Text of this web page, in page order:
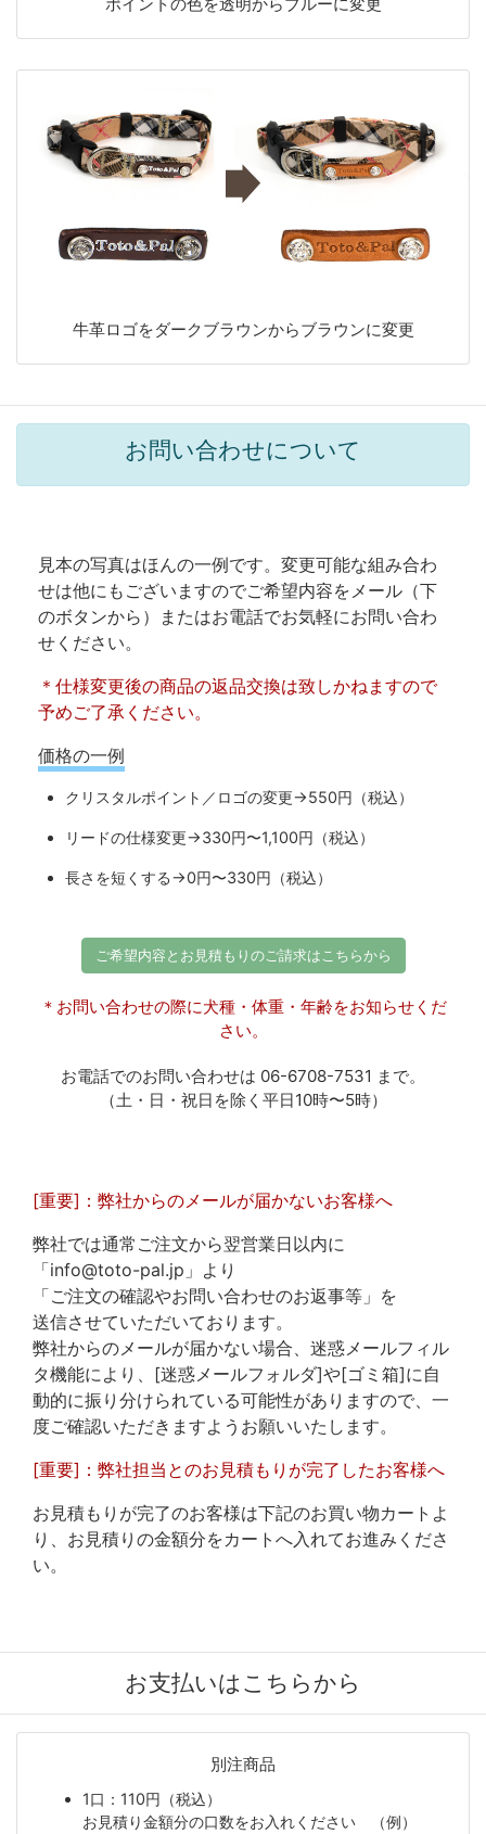
牛革ロゴをダークブラウンからブラウンに変更
お問い合わせについて
見本の写真はほんの一例です。変更可能な組み合わ
せは他にもございますのでご希望内容をメール（下
のボタンから）またはお電話でお気軽にお問い合わ
せください。
＊仕様変更後の商品の返品交換は致しかねますので
予めご了承ください。
価格の一例
クリスタルポイント／ロゴの変更→550円（税込）
リードの仕様変更→330円〜1,100円（税込）
長さを短くする→0円〜330円（税込）
ご希望内容とお見積もりのご請求はこちらから
＊お問い合わせの際に犬種・体重・年齢をお知らせくだ
さい。
お電話でのお問い合わせは 06-6708-7531 まで。
（土・日・祝日を除く平日10時〜5時）
[重要]：弊社からのメールが届かないお客様へ
弊社では通常ご注文から翌営業日以内に
「info@toto-pal.jp」より
「ご注文の確認やお問い合わせのお返事等」を
送信させていただいております。
弊社からのメールが届かない場合、迷惑メールフィル
タ機能により、[迷惑メールフォルダ]や[ゴミ箱]に自
動的に振り分けられている可能性がありますので、一
度ご確認いただきますようお願いいたします。
[重要]：弊社担当とのお見積もりが完了したお客様へ
お見積もりが完了のお客様は下記のお買い物カートよ
り、お見積りの金額分をカートへ入れてお進みくださ
い。
お支払いはこちらから
別注商品
1口：110円（税込）
お見積り金額分の口数をお入れください （例）